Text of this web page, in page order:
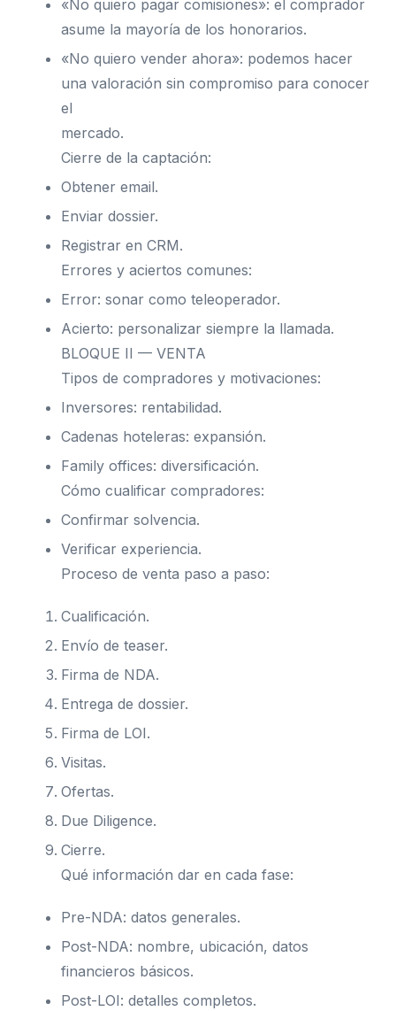
«No quiero pagar comisiones»: el comprador
asume la mayoría de los honorarios.
«No quiero vender ahora»: podemos hacer
una valoración sin compromiso para conocer
el
mercado.
Cierre de la captación:
Obtener email.
Enviar dossier.
Registrar en CRM.
Errores y aciertos comunes:
Error: sonar como teleoperador.
Acierto: personalizar siempre la llamada.
BLOQUE II — VENTA
Tipos de compradores y motivaciones:
Inversores: rentabilidad.
Cadenas hoteleras: expansión.
Family offices: diversificación.
Cómo cualificar compradores:
Confirmar solvencia.
Verificar experiencia.
Proceso de venta paso a paso:
Cualificación.
Envío de teaser.
Firma de NDA.
Entrega de dossier.
Firma de LOI.
Visitas.
Ofertas.
Due Diligence.
Cierre.
Qué información dar en cada fase:
Pre-NDA: datos generales.
Post-NDA: nombre, ubicación, datos
financieros básicos.
Post-LOI: detalles completos.